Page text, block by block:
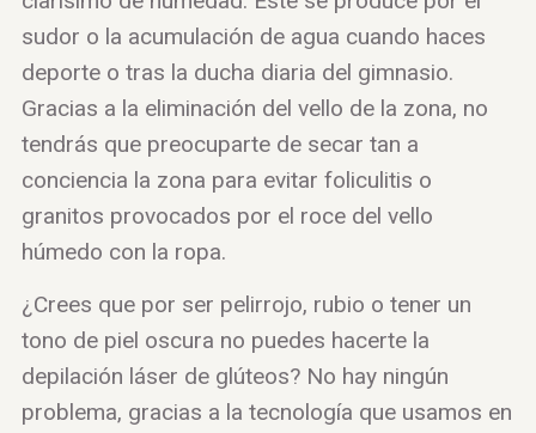
sudor o la acumulación de agua cuando haces
deporte o tras la ducha diaria del gimnasio.
Gracias a la eliminación del vello de la zona, no
tendrás que preocuparte de secar tan a
conciencia la zona para evitar foliculitis o
granitos provocados por el roce del vello
húmedo con la ropa.
¿Crees que por ser pelirrojo, rubio o tener un
tono de piel oscura no puedes hacerte la
depilación láser de glúteos? No hay ningún
problema, gracias a la tecnología que usamos en